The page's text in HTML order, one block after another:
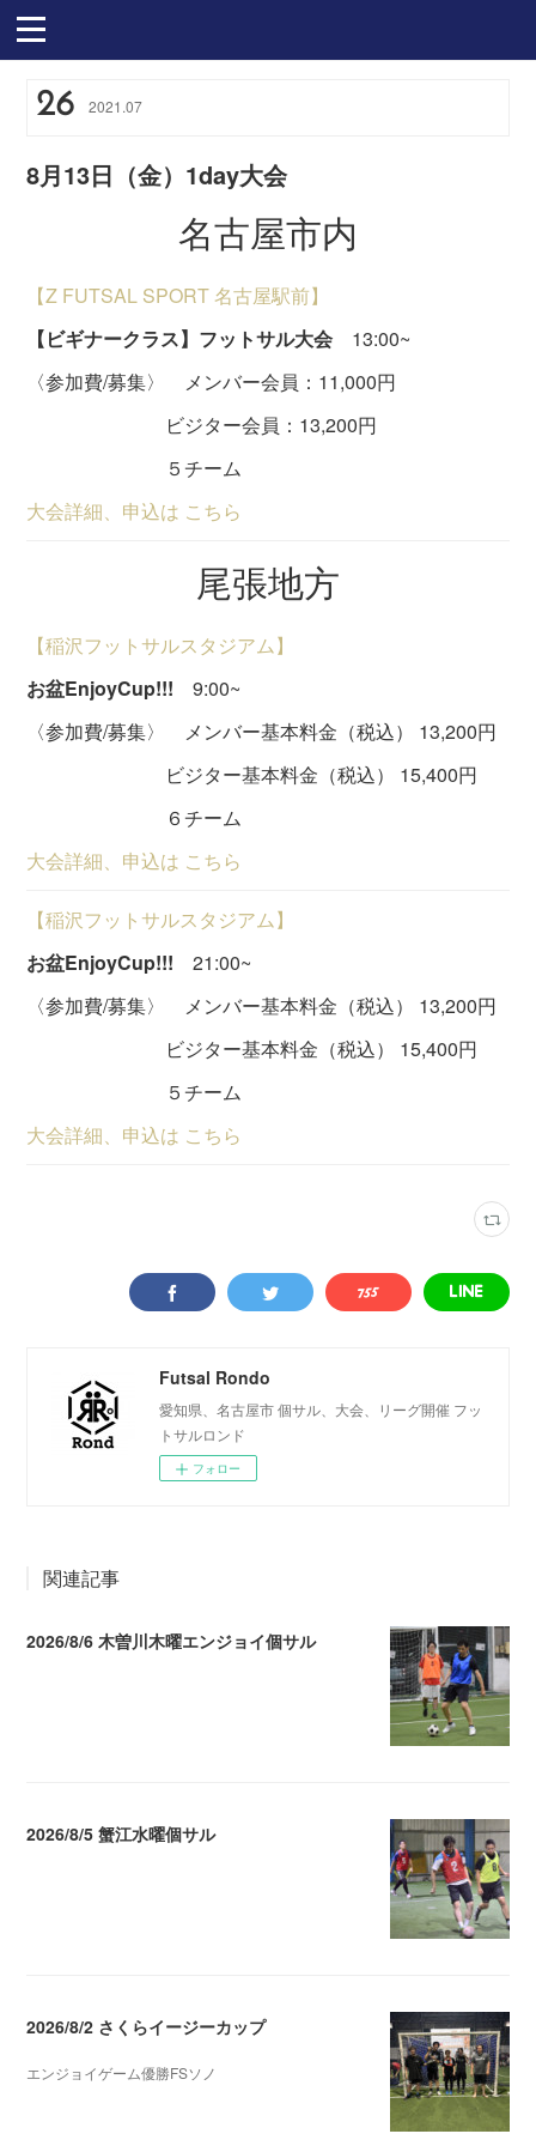
26 2021 .07
8月13日（金）1day大会
名古屋市内
【Z FUTSAL SPORT 名古屋駅前】
【ビギナークラス】フットサル大会 13:00~
〈参加費/募集〉 メンバー会員：11,000円
ビジター会員：13,200円
５チーム
大会詳細、申込は こちら
尾張地方
【稲沢フットサルスタジアム】
お盆EnjoyCup!!! 9:00~
〈参加費/募集〉 メンバー基本料金（税込） 13,200円
ビジター基本料金（税込） 15,400円
６チーム
大会詳細、申込は こちら
【稲沢フットサルスタジアム】
お盆EnjoyCup!!! 21:00~
〈参加費/募集〉 メンバー基本料金（税込） 13,200円
ビジター基本料金（税込） 15,400円
５チーム
大会詳細、申込は こちら
Futsal Rondo
愛知県、名古屋市 個サル、大会、リーグ開催 フッ
トサルロンド
フォロー
関連記事
2026/8/6 木曽川木曜エンジョイ個サル
2026/8/5 蟹江水曜個サル
2026/8/2 さくらイージーカップ
エンジョイゲーム優勝FSソノ